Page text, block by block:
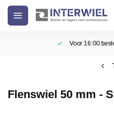
Voor 16:00
Flenswiel 50 mm -